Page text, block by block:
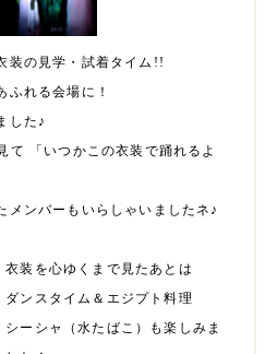
装の見学・試着タイム!!
ふれる会場に！
した♪
て 「いつかこの衣装で踊れるよ
メンバーもいらしゃいましたネ♪
衣装を心ゆくまで見たあとは
ダンスタイム＆エジプト料理
シーシャ（水たばこ）も楽しみま